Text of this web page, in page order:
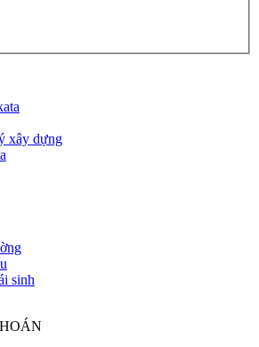
xây dựng
sinh